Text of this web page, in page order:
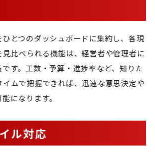
とつのダッシュボードに集約し、各現
比べられる機能は、経営者や管理者に
です。工数・予算・進捗率など、知りた
イムで把握できれば、迅速な意思決定や
になります。
ル対応